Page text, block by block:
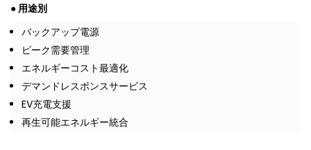
● 用途別
バックアップ電源
ピーク需要管理
エネルギーコスト最適化
デマンドレスポンスサービス
EV充電支援
再生可能エネルギー統合